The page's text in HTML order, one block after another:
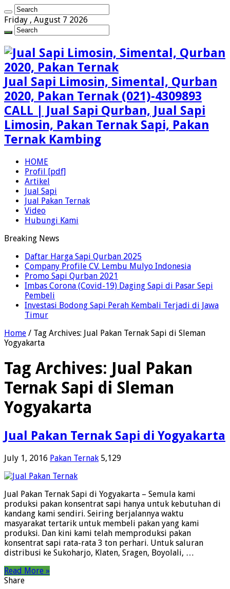
Friday , August 7 2026
Jual Sapi Limosin, Simental, Qurban
2020, Pakan Ternak (021)-4309893
CALL | Jual Sapi Qurban, Jual Sapi
Limosin, Pakan Ternak Sapi, Pakan
Ternak Kambing
HOME
Profil [pdf]
Artikel
Jual Sapi
Jual Pakan Ternak
Video
Hubungi Kami
Breaking News
Daftar Harga Sapi Qurban 2025
Company Profile CV. Lembu Mulyo Indonesia
Promo Sapi Qurban 2021
Imbas Corona (Covid-19) Daging Sapi di Pasar Sepi
Pembeli
Investasi Bodong Sapi Perah Kembali Terjadi di Jawa
Timur
Home / Tag Archives: Jual Pakan Ternak Sapi di Sleman
Yogyakarta
Tag Archives: Jual Pakan
Ternak Sapi di Sleman
Yogyakarta
Jual Pakan Ternak Sapi di Yogyakarta
July 1, 2016 Pakan Ternak 5,129
Jual Pakan Ternak Sapi di Yogyakarta – Semula kami
produksi pakan konsentrat sapi hanya untuk kebutuhan di
kandang kami sendiri. Seiring berjalannya waktu
masyarakat tertarik untuk membeli pakan yang kami
produksi. Dan kini kami telah memproduksi pakan
konsentrat sapi rata-rata 3 ton perhari. Untuk saluran
distribusi ke Sukoharjo, Klaten, Sragen, Boyolali, …
Read More »
Share